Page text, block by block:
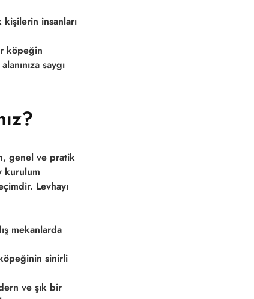
insanları
köpeğin
saygı
genel ve pratik
kurulum
Levhayı
mekanlarda
sinirli
ve şık bir